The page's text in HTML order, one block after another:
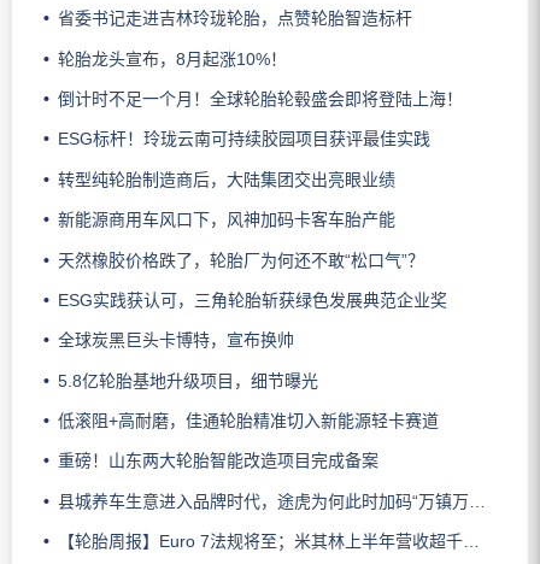
省委书记走进吉林玲珑轮胎，点赞轮胎智造标杆
轮胎龙头宣布，8月起涨10%！
倒计时不足一个月！全球轮胎轮毂盛会即将登陆上海！
ESG标杆！玲珑云南可持续胶园项目获评最佳实践
转型纯轮胎制造商后，大陆集团交出亮眼业绩
新能源商用车风口下，风神加码卡客车胎产能
天然橡胶价格跌了，轮胎厂为何还不敢“松口气”？
ESG实践获认可，三角轮胎斩获绿色发展典范企业奖
全球炭黑巨头卡博特，宣布换帅
5.8亿轮胎基地升级项目，细节曝光
低滚阻+高耐磨，佳通轮胎精准切入新能源轻卡赛道
重磅！山东两大轮胎智能改造项目完成备案
县城养车生意进入品牌时代，途虎为何此时加码“万镇万店”？
【轮胎周报】Euro 7法规将至；米其林上半年营收超千亿；倍耐力上半年盈利稳增；龙星炭黑斩获欧洲近万吨订单